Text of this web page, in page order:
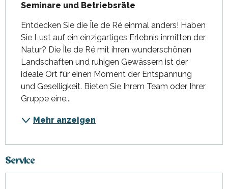
Seminare und Betriebsräte
Entdecken Sie die Île de Ré einmal anders! Haben
Sie Lust auf ein einzigartiges Erlebnis inmitten der
Natur? Die Île de Ré mit ihren wunderschönen
Landschaften und ruhigen Gewässern ist der
ideale Ort für einen Moment der Entspannung
und Geselligkeit. Bieten Sie Ihrem Team oder Ihrer
Gruppe eine...
Mehr anzeigen
Service